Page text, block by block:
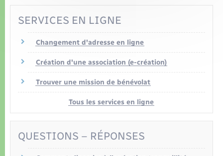
SERVICES EN LIGNE
Changement d'adresse en ligne
Création d'une association (e-création)
Trouver une mission de bénévolat
Tous les services en ligne
QUESTIONS – RÉPONSES